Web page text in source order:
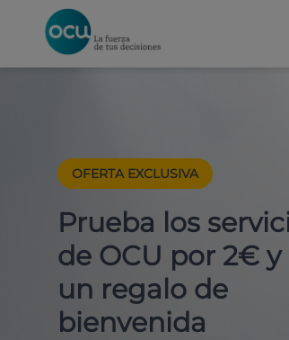
OFERTA EXCLUSIVA
Prueba los
de OCU por 2€
un regalo de
bienvenida